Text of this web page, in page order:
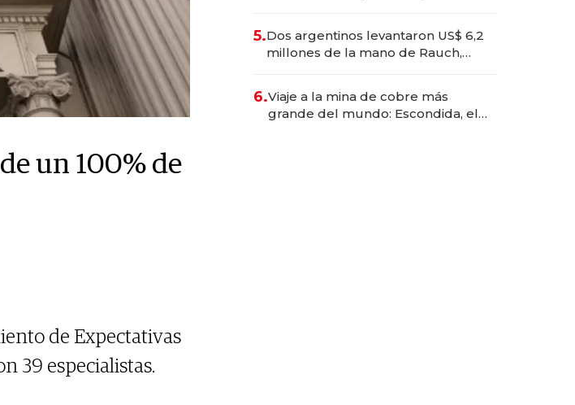
un 100% de
de Expectativas
39 especialistas.
transformadoras
5.Dos argentinos levantaron US$ 6,2
millones de la mano de Rauch,
6.Viaje a la mina de cobre más
grande del mundo: Escondida, el